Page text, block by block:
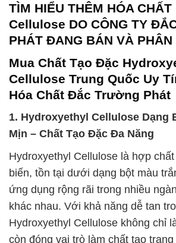
TÌM HIỂU THÊM HÓA
Cellulose DO CÔNG TY
PHÁT ĐANG BÁN VÀ PHÂN
Mua Chất Tạo Đặc
Cellulose Trung Quốc Uy
Hóa Chất Đắc Trường Phát
1. Hydroxyethyl Cellulose Dạng
Mịn – Chất Tạo Đặc Đa Năng
Hydroxyethyl Cellulose là hợp
biến, tồn tại dưới dạng bột màu
ứng dụng rộng rãi trong nhiều
khác nhau. Với khả năng dễ tan
Hydroxyethyl Cellulose không chỉ
còn đóng vai trò làm chất tạo